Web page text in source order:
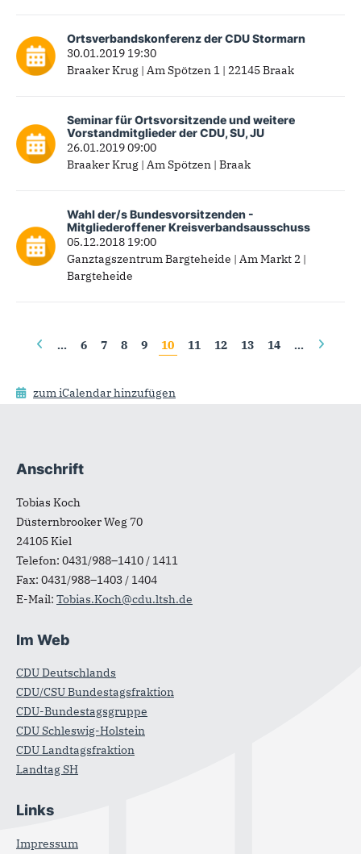
Ortsverbandskonferenz der CDU Stormarn
30.01.2019 19:30
Braaker Krug | Am Spötzen 1 | 22145 Braak
Seminar für Ortsvorsitzende und weitere
Vorstandmitglieder der CDU, SU, JU
26.01.2019 09:00
Braaker Krug | Am Spötzen | Braak
Wahl der/s Bundesvorsitzenden -
Mitgliederoffener Kreisverbandsausschuss
05.12.2018 19:00
Ganztagszentrum Bargteheide | Am Markt 2 |
Bargteheide
Seiten
… 6 7 8 9 10 11 12 13 14 …
zum iCalendar hinzufügen
Fußbereich
Anschrift
Tobias Koch
Düsternbrooker Weg 70
24105Kiel
Telefon: 0431/988–1410 / 1411
Fax: 0431/988–1403 / 1404
E-Mail: Tobias.Koch@cdu.ltsh.de
Im Web
CDU Deutschlands
CDU/CSU Bundestagsfraktion
CDU-Bundestagsgruppe
CDU Schleswig-Holstein
CDU Landtagsfraktion
Landtag SH
Links
Impressum